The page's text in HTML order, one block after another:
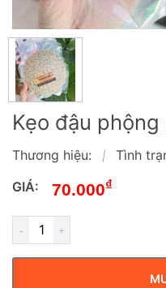
Kẹo đậu
Thương hiệu: | Tình
GIÁ:
70.000₫